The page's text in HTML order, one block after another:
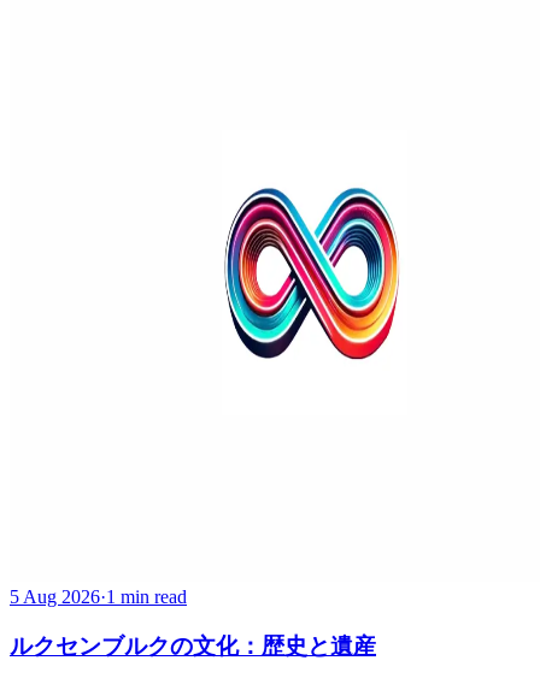
5 Aug 2026·1 min read
ルクセンブルクの文化：歴史と遺産